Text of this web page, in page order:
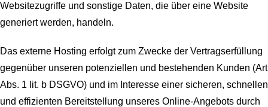
Websitezugriffe und sonstige Daten, die über eine Website
generiert werden, handeln.
Das externe Hosting erfolgt zum Zwecke der Vertragserfüllung
gegenüber unseren potenziellen und bestehenden Kunden
Abs. 1 lit. b DSGVO) und im Interesse einer sicheren, schnellen
und effizienten Bereitstellung unseres Online-Angebots durch